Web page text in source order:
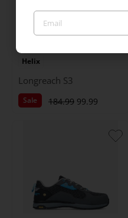
Helix
Longreach S3
Sale 184.99 99.99